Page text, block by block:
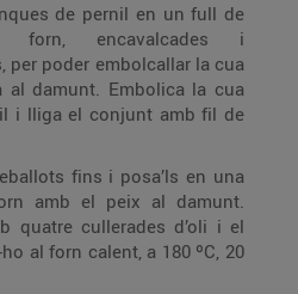
de pernil en un full de
forn, encavalcades i
per poder embolcallar la cua
al damunt. Embolica la cua
i lliga el conjunt amb fil de
fins i posa’ls en una
amb el peix al damunt.
quatre cullerades d’oli i el
al forn calent, a 180 ºC, 20